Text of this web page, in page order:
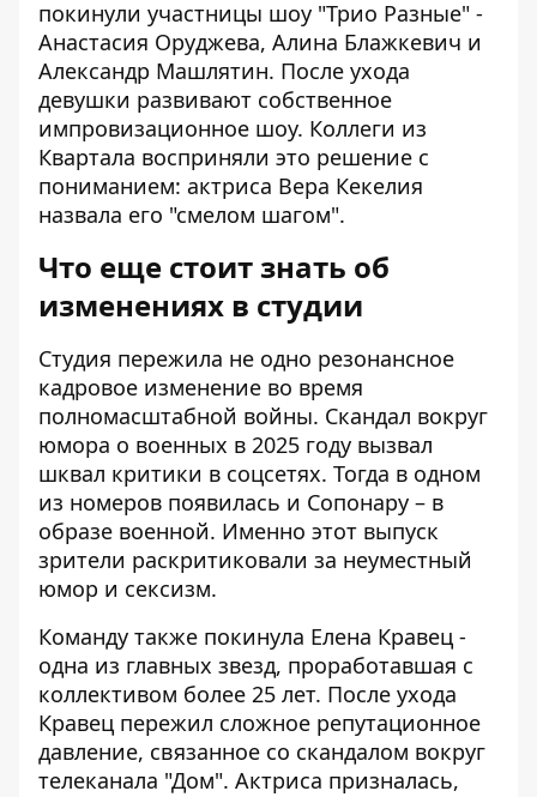
покинули участницы шоу "Трио Разные" -
Анастасия Оруджева, Алина Блажкевич и
Александр Машлятин. После ухода
девушки развивают собственное
импровизационное шоу. Коллеги из
Квартала восприняли это решение с
пониманием: актриса Вера Кекелия
назвала его "смелом шагом".
Что еще стоит знать об
изменениях в студии
Студия пережила не одно резонансное
кадровое изменение во время
полномасштабной войны. Скандал вокруг
юмора о военных в 2025 году вызвал
шквал критики в соцсетях. Тогда в одном
из номеров появилась и Сопонару – в
образе военной. Именно этот выпуск
зрители раскритиковали за неуместный
юмор и сексизм.
Команду также покинула Елена Кравец -
одна из главных звезд, проработавшая с
коллективом более 25 лет. После ухода
Кравец пережил сложное репутационное
давление, связанное со скандалом вокруг
телеканала "Дом". Актриса призналась,